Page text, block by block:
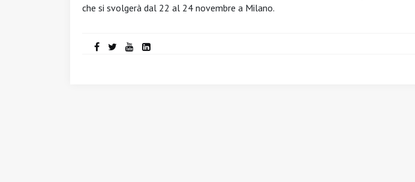
che si svolgerà dal 22 al 24 novembre a Milano.